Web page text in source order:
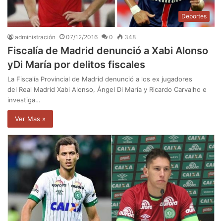
Deportes
administración 07/12/2016 0 348
Fiscalía de Madrid denunció a Xabi Alonso
yDi María por delitos fiscales
La Fiscalía Provincial de Madrid denunció a los ex jugadores
del Real Madrid Xabi Alonso, Ángel Di María y Ricardo Carvalho e
investiga…
Ver Mas »